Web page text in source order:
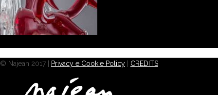
© Najean 2017 | Privacy e Cookie Policy CREDITS